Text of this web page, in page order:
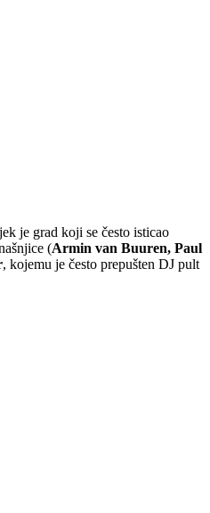
je grad koji se često isticao
(Armin van Buuren, Paul
, kojemu je često prepušten DJ pult